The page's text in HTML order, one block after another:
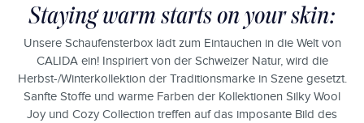
Staying warm starts on your skin:
Unsere Schaufensterbox lädt zum Eintauchen in die Welt von
CALIDA ein! Inspiriert von der Schweizer Natur, wird die
Herbst-/Winterkollektion der Traditionsmarke in Szene gesetzt.
Sanfte Stoffe und warme Farben der Kollektionen Silky Wool
Joy und Cozy Collection treffen auf das imposante Bild des